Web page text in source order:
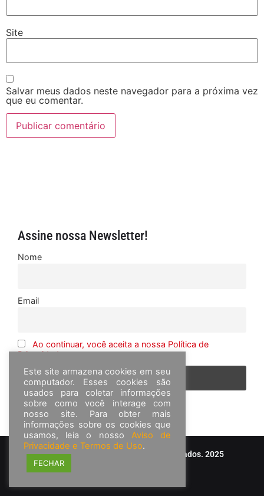
Site
Salvar meus dados neste navegador para a próxima vez
que eu comentar.
Assine nossa Newsletter!
Nome
Email
Ao continuar, você aceita a nossa Política de
Privacidade
© Frota&Cia - Todos os direitos reservados. 2025
Este site armazena cookies em seu
computador. Esses cookies são
usados para coletar informações
sobre como você interage com
nosso site. Para obter mais
informações sobre os cookies que
usamos, leia o nosso Aviso de
Privacidade e Termos de Uso.
FECHAR